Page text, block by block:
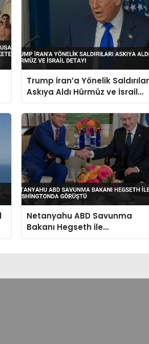
Trump İran’a Yönelik
Askıya Aldı Hürmüz ve İsrail
Detayı
Netanyahu ABD Savunma
Bakanı Hegseth ile
Washingtonda Görüştü